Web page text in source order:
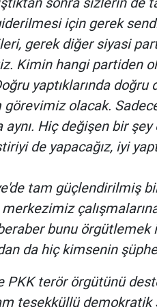
için gerek
gerek diğer siyasi
Kimin hangi partiden
yaptıklarında doğru
görevimiz olacak.
Hiç değişen bir
de yapacağız, iyi
tam güçlendirilmiş
bunu
da hiç kimsenin
PKK terör örgütünü
teşekküllü demokratik